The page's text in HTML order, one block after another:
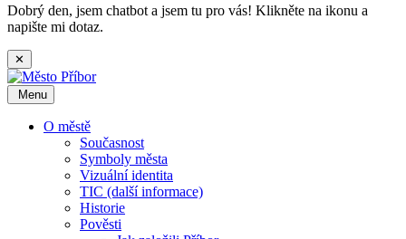
Dobrý den, jsem chatbot a jsem tu pro vás! Klikněte na ikonu a
napište mi dotaz.
✕
Menu
O městě
Současnost
Symboly města
Vizuální identita
TIC (další informace)
Historie
Pověsti